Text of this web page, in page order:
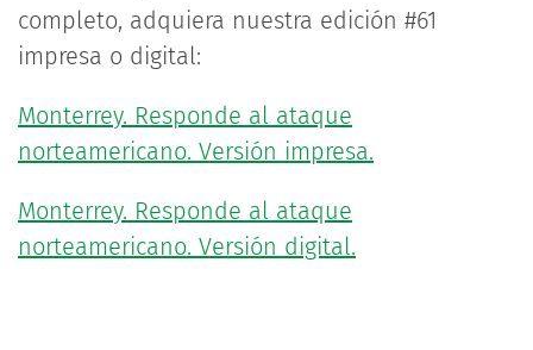
completo, adquiera nuestra edición #61
impresa o digital:
Monterrey. Responde al ataque
norteamericano. Versión impresa.
Monterrey. Responde al ataque
norteamericano. Versión digital.